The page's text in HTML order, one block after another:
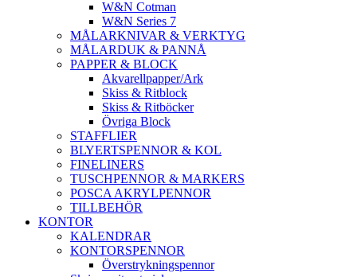
W&N Cotman
W&N Series 7
MÅLARKNIVAR & VERKTYG
MÅLARDUK & PANNÅ
PAPPER & BLOCK
Akvarellpapper/Ark
Skiss & Ritblock
Skiss & Ritböcker
Övriga Block
STAFFLIER
BLYERTSPENNOR & KOL
FINELINERS
TUSCHPENNOR & MARKERS
POSCA AKRYLPENNOR
TILLBEHÖR
KONTOR
KALENDRAR
KONTORSPENNOR
Överstrykningspennor